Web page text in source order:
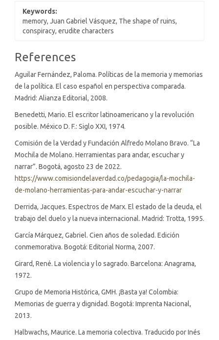
Keywords:
memory, Juan Gabriel Vásquez, The shape of ruins,
conspiracy, erudite characters
Article
Details
References
Aguilar Fernández, Paloma. Políticas de la memoria y memorias
de la política. El caso español en perspectiva comparada.
Madrid: Alianza Editorial, 2008.
Benedetti, Mario. El escritor latinoamericano y la revolución
posible. México D. F.: Siglo XXI, 1974.
Comisión de la Verdad y Fundación Alfredo Molano Bravo. “La
Mochila de Molano. Herramientas para andar, escuchar y
narrar”. Bogotá, agosto 23 de 2022.
https://www.comisiondelaverdad.co/pedagogia/la-mochila-
de-molano-herramientas-para-andar-escuchar-y-narrar
Derrida, Jacques. Espectros de Marx. El estado de la deuda, el
trabajo del duelo y la nueva internacional. Madrid: Trotta, 1995.
García Márquez, Gabriel. Cien años de soledad. Edición
conmemorativa. Bogotá: Editorial Norma, 2007.
Girard, René. La violencia y lo sagrado. Barcelona: Anagrama,
1972.
Grupo de Memoria Histórica, GMH. ¡Basta ya! Colombia:
Memorias de guerra y dignidad. Bogotá: Imprenta Nacional,
2013.
Halbwachs, Maurice. La memoria colectiva. Traducido por Inés